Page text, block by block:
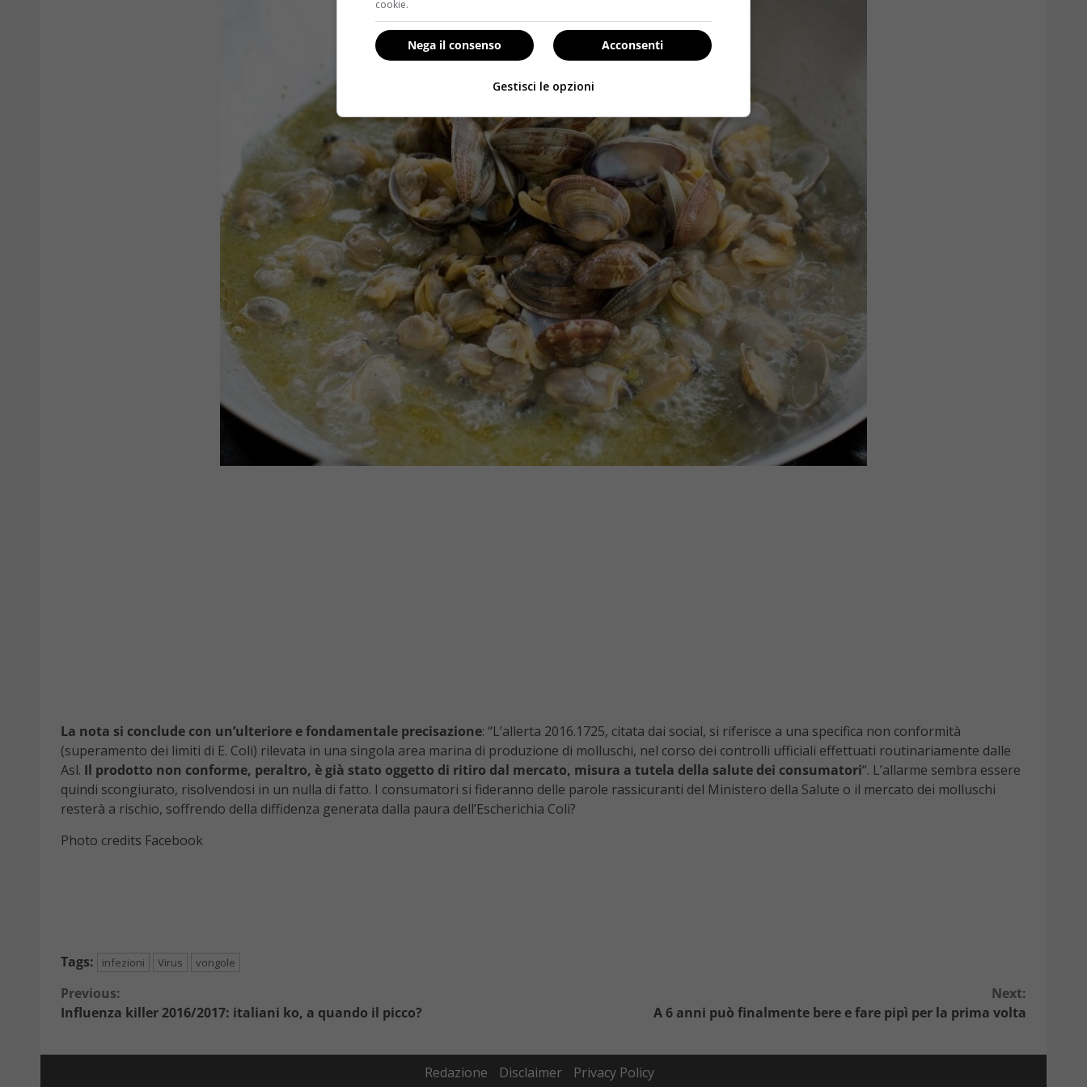
La nota si conclude con un’ulteriore e fondamentale precisazione: “L’allerta 2016.1725, citata dai social, si riferisce a una specifica non conformità
(superamento dei limiti di E. Coli) rilevata in una singola area marina di produzione di molluschi, nel corso dei controlli ufficiali effettuati routinariamente dalle
Asl. Il prodotto non conforme, peraltro, è già stato oggetto di ritiro dal mercato, misura a tutela della salute dei consumatori“. L’allarme sembra essere
quindi scongiurato, risolvendosi in un nulla di fatto. I consumatori si fideranno delle parole rassicuranti del Ministero della Salute o il mercato dei molluschi
resterà a rischio, soffrendo della diffidenza generata dalla paura dell’Escherichia Coli?
Photo credits Facebook
Tags: infezioni Virus vongole
Continue
Previous:
Influenza killer 2016/2017: italiani ko, a quando il picco?
Next:
A 6 anni può finalmente bere e fare pipì per la prima volta
Redazione Disclaimer Privacy Policy
cookie.
Acconsenti
Nega il consenso
Gestisci le opzioni